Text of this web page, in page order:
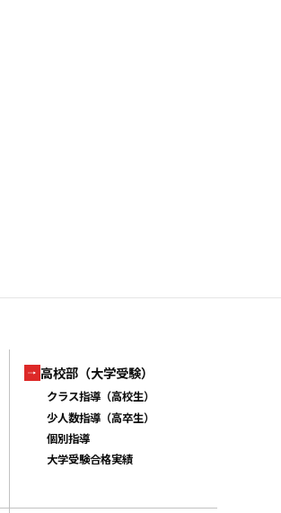
高校部（大学受験）
クラス指導（高校生）
少人数指導（高卒生）
個別指導
大学受験合格実績